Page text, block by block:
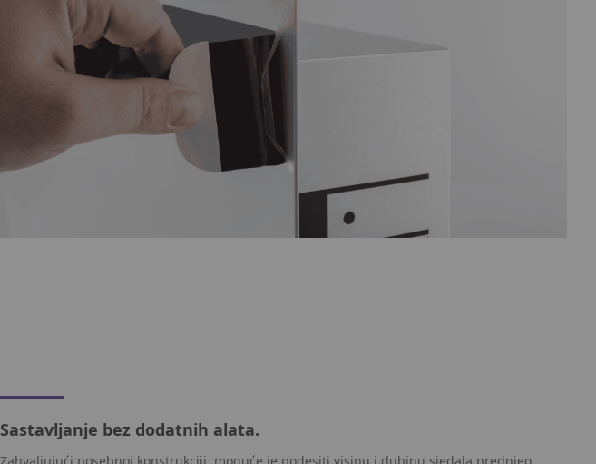
Sastavljanje bez dodatnih alata.